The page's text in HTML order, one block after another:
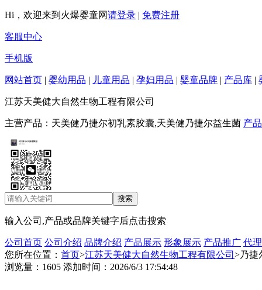
Hi，欢迎来到火爆婴童网请登录 | 免费注册
客服中心
手机版
网站首页 | 婴幼用品 | 儿童用品 | 孕妇用品 | 婴童品牌 | 产品库 |
江苏天美健大自然生物工程有限公司
主营产品：天美健乃捷尔初乳素胶囊,天美健乃捷尔益生菌 产
输入公司,产品或品牌关键字后点击搜索
公司首页 公司介绍 品牌介绍 产品展示 形象展示 产品推广 代
您所在位置： 首页>江苏天美健大自然生物工程有限公司 >乃捷
浏览量：1605 添加时间：2026/6/3 17:54:48